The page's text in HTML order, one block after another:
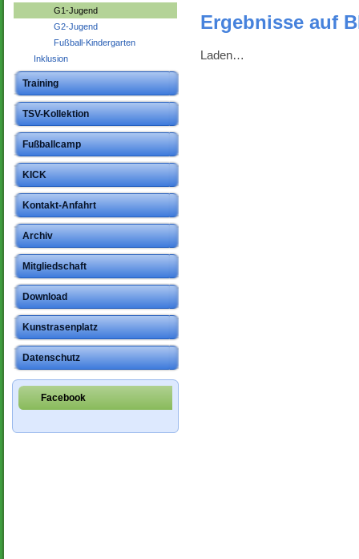
G1-Jugend
G2-Jugend
Fußball-Kindergarten
Inklusion
Training
TSV-Kollektion
Fußballcamp
KICK
Kontakt-Anfahrt
Archiv
Mitgliedschaft
Download
Kunstrasenplatz
Datenschutz
Facebook
Ergebnisse auf
Laden…